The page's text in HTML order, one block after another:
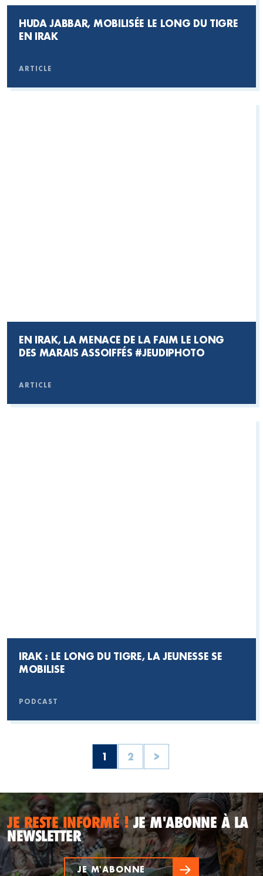
HUDA JABBAR, MOBILISÉE LE LONG DU TIGRE
EN IRAK
ARTICLE
EN IRAK, LA MENACE DE LA FAIM LE LONG
DES MARAIS ASSOIFFÉS #JEUDIPHOTO
ARTICLE
IRAK : LE LONG DU TIGRE, LA JEUNESSE SE
MOBILISE
PODCAST
1 2 >
JE RESTE INFORMÉ !JE M'ABONNE À LA
NEWSLETTER
JE M'ABONNE